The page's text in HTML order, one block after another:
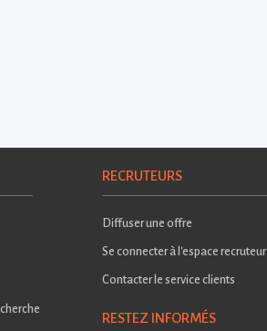
RECRUTEURS
Diffuser une offre
Se connecter à l'espace recruteur
Contacter le service clients
RESTEZ INFORMÉS